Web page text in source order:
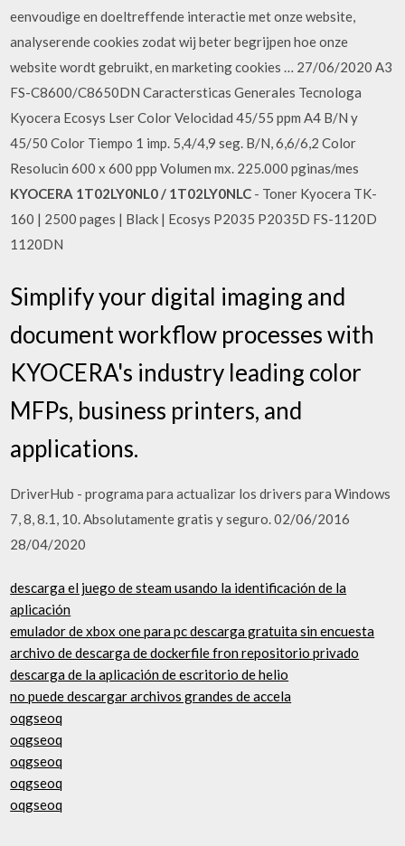
eenvoudige en doeltreffende interactie met onze website,
analyserende cookies zodat wij beter begrijpen hoe onze
website wordt gebruikt, en marketing cookies … 27/06/2020 A3
FS-C8600/C8650DN Caractersticas Generales Tecnologa
Kyocera Ecosys Lser Color Velocidad 45/55 ppm A4 B/N y
45/50 Color Tiempo 1 imp. 5,4/4,9 seg. B/N, 6,6/6,2 Color
Resolucin 600 x 600 ppp Volumen mx. 225.000 pginas/mes
KYOCERA 1T02LY0NL0 / 1T02LY0NLC - Toner Kyocera TK-
160 | 2500 pages | Black | Ecosys P2035 P2035D FS-1120D
1120DN
Simplify your digital imaging and
document workflow processes with
KYOCERA's industry leading color
MFPs, business printers, and
applications.
DriverHub - programa para actualizar los drivers para Windows
7, 8, 8.1, 10. Absolutamente gratis y seguro. 02/06/2016
28/04/2020
descarga el juego de steam usando la identificación de la
aplicación
emulador de xbox one para pc descarga gratuita sin encuesta
archivo de descarga de dockerfile fron repositorio privado
descarga de la aplicación de escritorio de helio
no puede descargar archivos grandes de accela
oqgseoq
oqgseoq
oqgseoq
oqgseoq
oqgseoq